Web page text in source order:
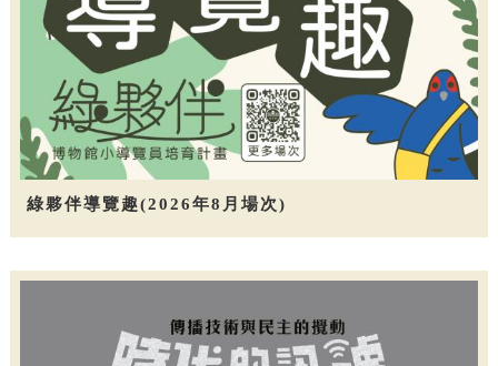
綠夥伴導覽趣(2026年8月場次)